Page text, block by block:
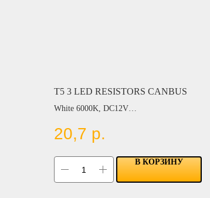
T5 3 LED RESISTORS CANBUS
White 6000K, DC12V
BLUE
YELLOW
GREEN
PINK
20,7 р.
В КОРЗИНУ